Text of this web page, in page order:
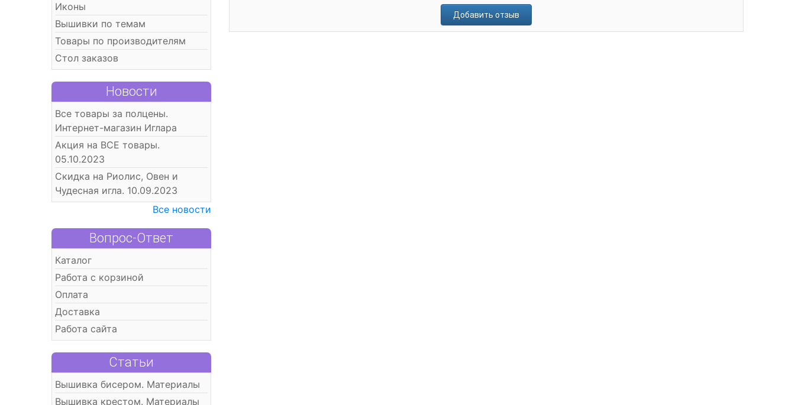
Иконы
Вышивки по темам
Товары по производителям
Стол заказов
Новости
Все товары за полцены.
Интернет-магазин Иглара
Акция на ВСЕ товары.
05.10.2023
Скидка на Риолис, Овен и
Чудесная игла. 10.09.2023
Все новости
Вопрос-Ответ
Каталог
Работа с корзиной
Оплата
Доставка
Работа сайта
Статьи
Вышивка бисером. Материалы
Вышивка крестом. Материалы
Добавить отзыв